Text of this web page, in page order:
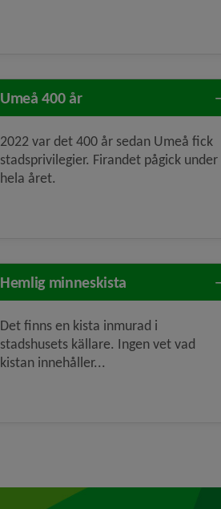
Umeå 400 år
2022 var det 400 år sedan Umeå fick
stadsprivilegier. Firandet pågick under
hela året.
Hemlig minneskista
Det finns en kista inmurad i
stadshusets källare. Ingen vet vad
kistan innehåller...